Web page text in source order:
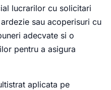
lucrarilor cu solicitari
sau acoperisuri cu
adecvate si o
pentru a asigura
aplicata pe